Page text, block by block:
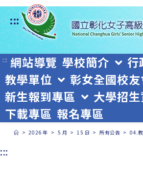
跳
轉
至
主
要
內
容
:::
::: 網站導覽 學校簡介
行
教學單位
彰女全國校
新生報到專區
大學招
下載專區 報名專區
> 2026 年 > 5 月 > 15 日 > 所有公告 > 04.
:::